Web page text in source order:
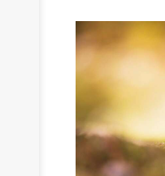
LED-
WIR